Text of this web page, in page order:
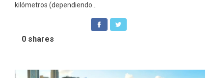
kilómetros (dependiendo...
0 shares